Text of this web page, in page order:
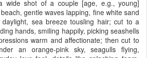
wide shot of a couple [age, e.g., young]
gentle waves lapping, fine white sand
sea breeze tousling hair; cut to a
hands, smiling happily, picking seashells
warm and affectionate; then cut to
an orange-pink sky, seagulls flying,